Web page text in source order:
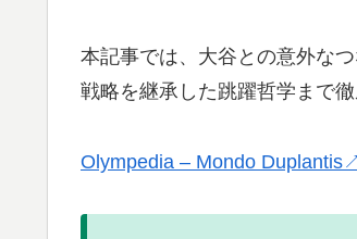
本記事では、大谷との意外な
戦略を継承した跳躍哲学まで徹
Olympedia – Mondo